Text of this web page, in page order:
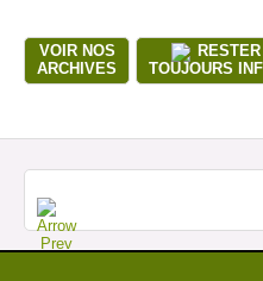
VOIR NOS
ARCHIVES
RESTER
TOUJOURS